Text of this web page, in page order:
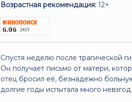
Возрастная рекомендация: 12+
Спустя неделю после трагической
Он получает письмо от матери,
отец бросил её, безнадежно
долгие годы испытала много